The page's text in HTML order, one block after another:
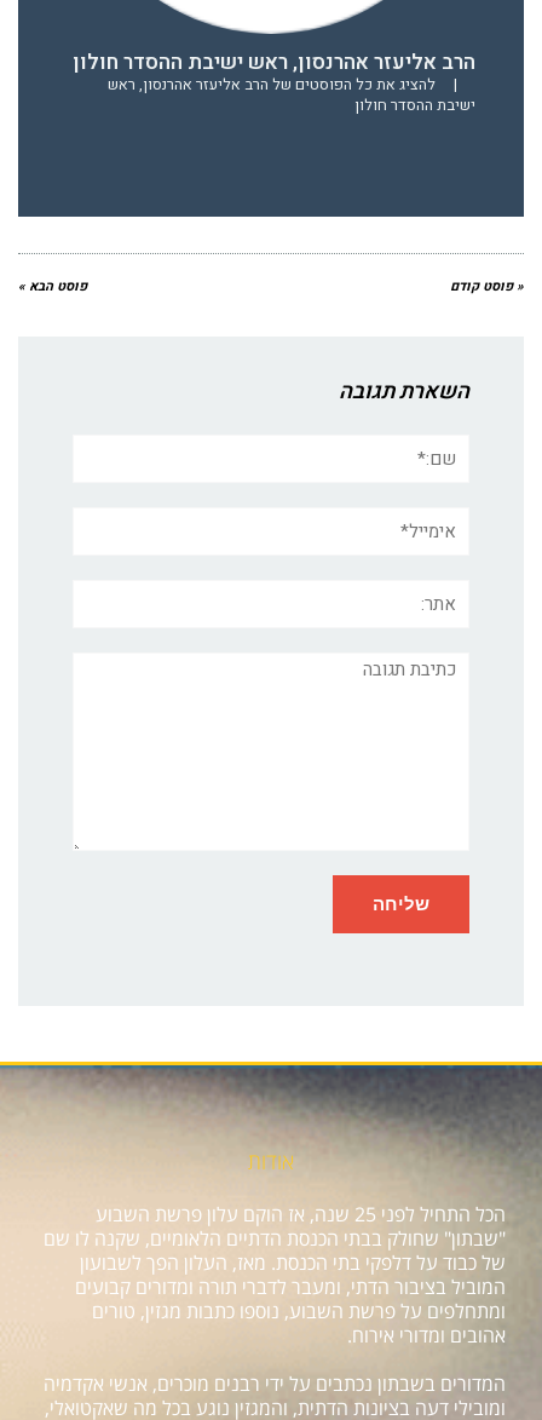
הרב אליעזר אהרנסון, ראש ישיבת ההסדר חולון
|
להציג את כל הפוסטים של הרב אליעזר אהרנסון, ראש
ישיבת ההסדר חולון
« פוסט קודם פוסט הבא »
השארת תגובה
תגובה
אודות
הכל התחיל לפני 25 שנה, אז הוקם עלון פרשת השבוע
"שבתון" שחולק בבתי הכנסת הדתיים הלאומיים, שקנה לו שם
של כבוד על דלפקי בתי הכנסת. מאז, העלון הפך לשבועון
המוביל בציבור הדתי, ומעבר לדברי תורה ומדורים קבועים
ומתחלפים על פרשת השבוע, נוספו כתבות מגזין, טורים
אהובים ומדורי אירוח.
המדורים בשבתון נכתבים על ידי רבנים מוכרים, אנשי אקדמיה
ומובילי דעה בציונות הדתית, והמגזין נוגע בכל מה שאקטואלי,